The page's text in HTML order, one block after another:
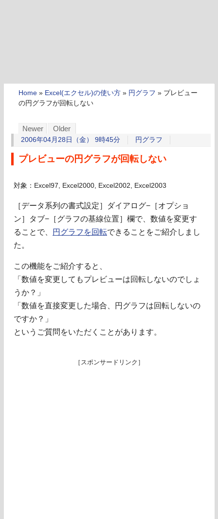
Home » Excel(エクセル)の使い方 » 円グラフ » プレビュー
の円グラフが回転しない
Newer Older
2006年04月28日（金） 9時45分 円グラフ
プレビューの円グラフが回転しない
対象：Excel97, Excel2000, Excel2002, Excel2003
［データ系列の書式設定］ダイアログ−［オプショ
ン］タブ−［グラフの基線位置］欄で、数値を変更す
ることで、
円グラフを回転できることをご紹介しまし
た。
この機能をご紹介すると、
「数値を変更してもプレビューは回転しないのでしょ
うか？」
「数値を直接変更した場合、円グラフは回転しないの
ですか？」
というご質問をいただくことがあります。
［スポンサードリンク］